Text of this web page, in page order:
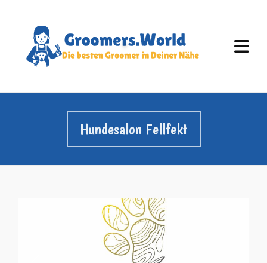
Hundesalon Fellfekt